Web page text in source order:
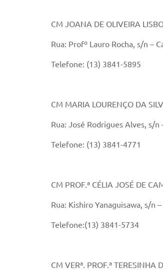
CM JOANA DE OLIVEIRA
Rua: Profº Lauro Rocha, s/n –
Telefone: (13) 3841-5895
CM MARIA LOURENÇO DA
Rua: José Rodrigues Alves, s/n
Telefone: (13) 3841-4771
CM PROF.ª CÉLIA JOSÉ DE
Rua: Kishiro Yanaguisawa, s/n
Telefone:(13) 3841-5734
CM VERª. PROF.ª TERESINHA